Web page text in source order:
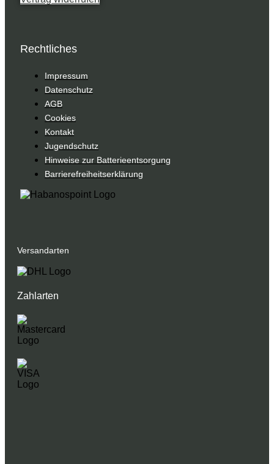
Rechtliches
Impressum
Datenschutz
AGB
Cookies
Kontakt
Jugendschutz
Hinweise zur Batterieentsorgung
Barrierefreiheitserklärung
Versandarten
Zahlarten